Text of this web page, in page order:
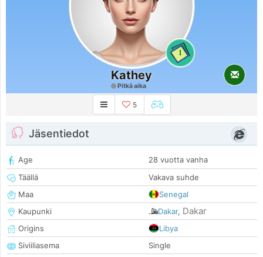
1
Kathey
Pitkä aika
5
Jäsentiedot
Age
28 vuotta vanha
Täällä
Vakava suhde
Maa
Senegal
Kaupunki
Dakar, Dakar
Origins
Libya
Siviiliasema
Single